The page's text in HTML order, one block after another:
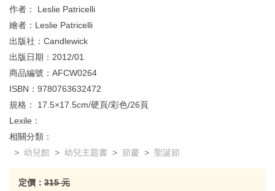
作者： Leslie Patricelli
繪者： Leslie Patricelli
出版社： Candlewick
出版日期： 2012/01
商品編號： AFCW0264
ISBN： 9780763632472
規格： 17.5×17.5cm/硬頁/彩色/26頁
Lexile：
相關分類：
幼兒館
幼兒主題書 節慶 聖誕節
定價： 315 元